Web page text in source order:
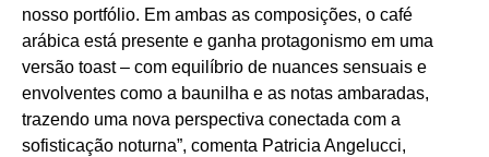
nosso portfólio. Em ambas as composições, o café
arábica está presente e ganha protagonismo em uma
versão toast – com equilíbrio de nuances sensuais e
envolventes como a baunilha e as notas ambaradas,
trazendo uma nova perspectiva conectada com a
sofisticação noturna”, comenta Patricia Angelucci,